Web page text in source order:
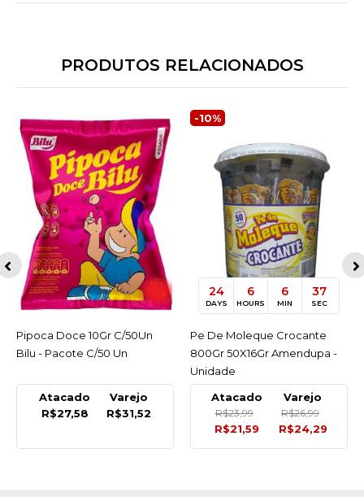
PRODUTOS RELACIONADOS
ACESSAR
Pipoca Doce 10Gr C/50Un
Bilu - Pacote C/50 Un
Atacado
R$27,58
Varejo
R$31,52
-10%
ACESSAR
24
DAYS
6
HOURS
6
MIN
37
SEC
Pe De Moleque Crocante
800Gr 50X16Gr Amendupa -
Unidade
Atacado
R$23,99
R$21,59
Varejo
R$26,99
R$24,29